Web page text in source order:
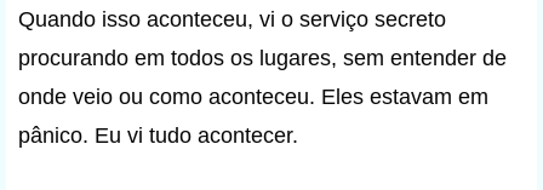
Quando isso aconteceu, vi o serviço secreto
procurando em todos os lugares, sem entender de
onde veio ou como aconteceu. Eles estavam em
pânico. Eu vi tudo acontecer.